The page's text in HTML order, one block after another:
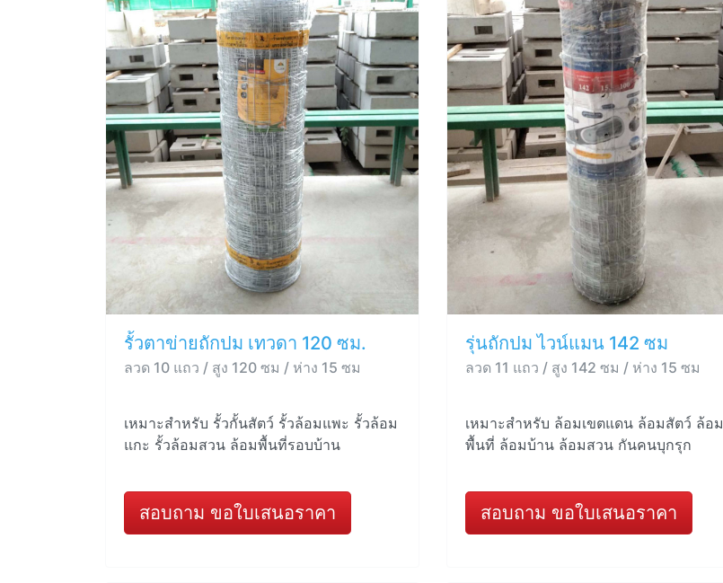
รั้วตาข่ายถักปม เทวดา 120 ซม.
ลวด 10 แถว / สูง 120 ซม / ห่าง 15 ซม
เหมาะสำหรับ รั้วกั้นสัตว์ รั้วล้อมแพะ รั้วล้อม
แกะ รั้วล้อมสวน ล้อมพื้นที่รอบบ้าน
สอบถาม ขอใบเสนอราคา
รุ่นถักปม ไวน์แมน 142 ซม
ลวด 11 แถว / สูง 142 ซม / ห่าง 15 ซม
เหมาะสำหรับ ล้อมเขตแดน ล้อมสัตว์ ล้อม
พื้นที่ ล้อมบ้าน ล้อมสวน กันคนบุกรุก
สอบถาม ขอใบเสนอราคา